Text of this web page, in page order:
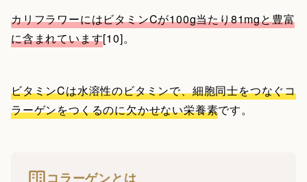
カリフラワーにはビタミンCが100g当たり81mgと豊富
に含まれています[10]。
ビタミンCは水溶性のビタミンで、細胞同士をつなぐコ
ラーゲンをつくるのに欠かせない栄養素です。
コラーゲンとは